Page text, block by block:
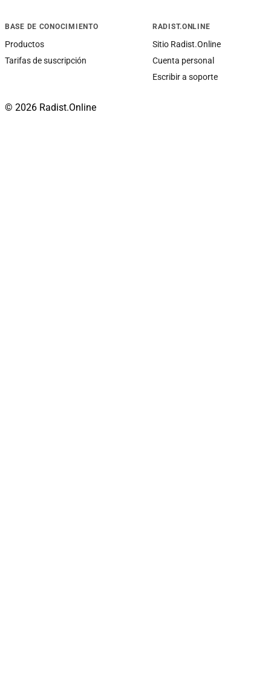
BASE DE CONOCIMIENTO
Productos
Tarifas de suscripción
RADIST.ONLINE
Sitio Radist.Online
Cuenta personal
Escribir a soporte
© 2026 Radist.Online